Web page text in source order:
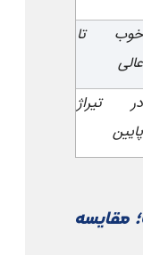
خوب تا
عالی
در تیراژ
پایین
مقایسه